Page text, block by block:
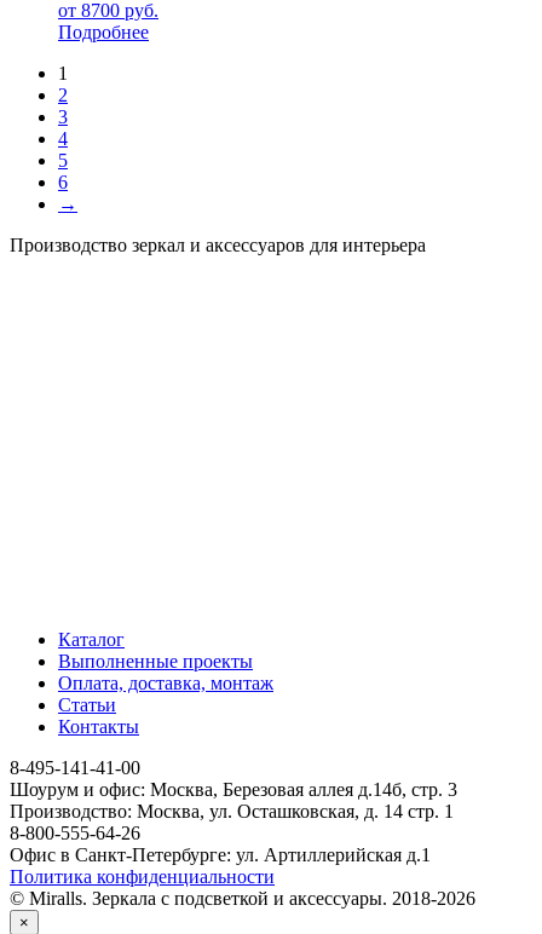
от 8700 руб.
Подробнее
1
2
3
4
5
6
→
Производство зеркал и аксессуаров для интерьера
Каталог
Выполненные проекты
Оплата, доставка, монтаж
Статьи
Контакты
8-495-141-41-00
Шоурум и офис: Москва, Березовая аллея д.14б, стр. 3
Производство: Москва, ул. Осташковская, д. 14 стр. 1
8-800-555-64-26
Офис в Санкт-Петербурге: ул. Артиллерийская д.1
Политика конфиденциальности
© Miralls. Зеркала с подсветкой и аксессуары. 2018-2026
×